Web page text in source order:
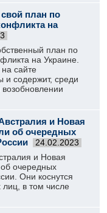
план по
на
план по
на Украине.
сайте
и содержит, среди
и Новая
об очередных
24.02.2023
и Новая
очередных
Они коснутся
лиц, в том числе